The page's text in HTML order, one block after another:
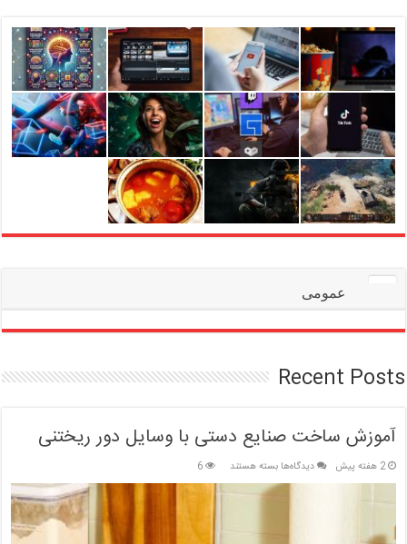
عمومی
Recent Posts
آموزش ساخت صنایع دستی با وسایل دور ریختنی
2 هفته پیش دیدگاه‌هابرای
آموزش
ساخت
بسته هستند 6